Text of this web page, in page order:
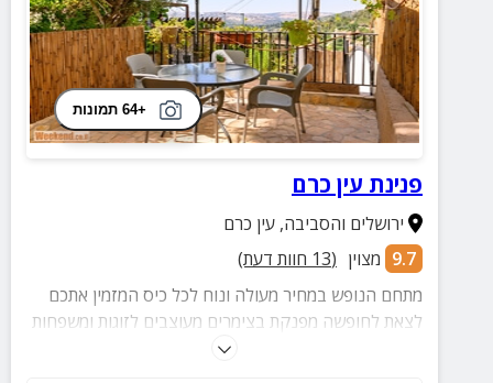
+64 תמונות
פנינת עין כרם
ירושלים והסביבה,עין כרם
9.7 מצוין (
13 חוות דעת)
מתחם הנופש במחיר מעולה ונוח לכל כיס המזמין אתכם
לצאת לחופשה מפנקת בצימרים מעוצבים לזוגות ומשפחות
עד 3 איש עם מרפסת פרטית לכל יחידה הכוללת גינה